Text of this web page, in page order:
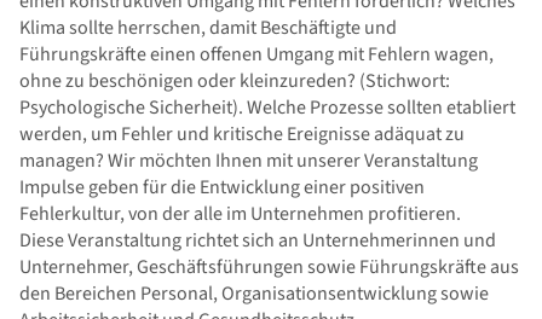
Klima sollte herrschen, damit Beschäftigte und
Führungskräfte einen offenen Umgang mit Fehlern wagen,
ohne zu beschönigen oder kleinzureden? (Stichwort:
Psychologische Sicherheit). Welche Prozesse sollten etabliert
werden, um Fehler und kritische Ereignisse adäquat zu
managen? Wir möchten Ihnen mit unserer Veranstaltung
Impulse geben für die Entwicklung einer positiven
Fehlerkultur, von der alle im Unternehmen profitieren.
Diese Veranstaltung richtet sich an Unternehmerinnen und
Unternehmer, Geschäftsführungen sowie Führungskräfte aus
den Bereichen Personal, Organisationsentwicklung sowie